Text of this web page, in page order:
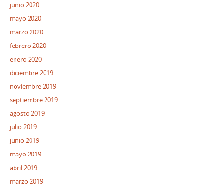
junio 2020
mayo 2020
marzo 2020
febrero 2020
enero 2020
diciembre 2019
noviembre 2019
septiembre 2019
agosto 2019
julio 2019
junio 2019
mayo 2019
abril 2019
marzo 2019